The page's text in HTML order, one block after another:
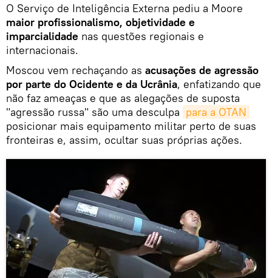
O Serviço de Inteligência Externa pediu a Moore
maior profissionalismo, objetividade e
imparcialidade nas questões regionais e
internacionais.
Moscou vem rechaçando as acusações de agressão
por parte do Ocidente e da Ucrânia, enfatizando que
não faz ameaças e que as alegações de suposta
"agressão russa" são uma desculpa para a OTAN
posicionar mais equipamento militar perto de suas
fronteiras e, assim, ocultar suas próprias ações.